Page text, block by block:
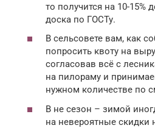
то получится на 10-15%
доска по ГОСТу.
В сельсовете вам, как
попросить квоту на
согласовав всё с
на пилораму и
нужном количестве по
В не сезон – зимой
на невероятные скидки